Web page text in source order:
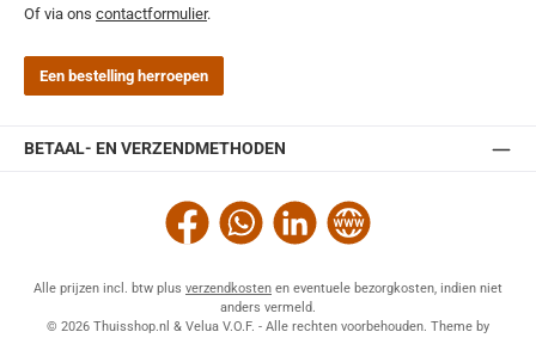
Of via ons contactformulier.
Een bestelling herroepen
BETAAL- EN VERZENDMETHODEN
Facebook WhatsAppLinkedIn Website
Alle prijzen incl. btw plus verzendkosten en eventuele bezorgkosten, indien niet
anders vermeld.
© 2026 Thuisshop.nl & Velua V.O.F. - Alle rechten voorbehouden. Theme by